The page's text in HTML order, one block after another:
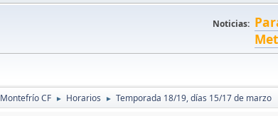
Noticias:
Montefrío CF ► Horarios ► Temporada 18/19, días 15/17 de marzo